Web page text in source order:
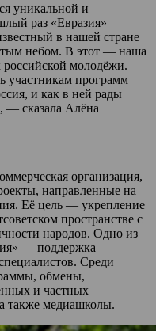
уникальной и
раз «Евразия»
в нашей стране
небом. В этот — наша
российской молодёжи.
участникам программ
и как в ней рады
— сказала Алёна
организация,
направленные на
Её цель — укрепление
пространстве с
народов. Одно из
— поддержка
Среди
обмены,
и частных
также медиашколы.